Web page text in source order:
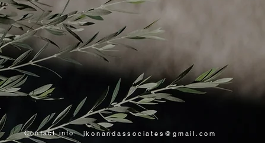
ikonandassociates@gmail.com
Contact info: